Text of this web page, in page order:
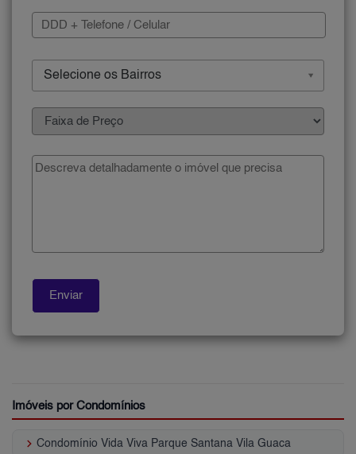
Selecione os Bairros
Imóveis por Condomínios
keyboard_arrow_right Condomínio Vida Viva Parque Santana Vila Guaca